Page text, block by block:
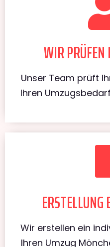
WIR
Unser Team prüft
Ihren
ERSTELLUNG
Wir erstellen ein
Ihren Umzug